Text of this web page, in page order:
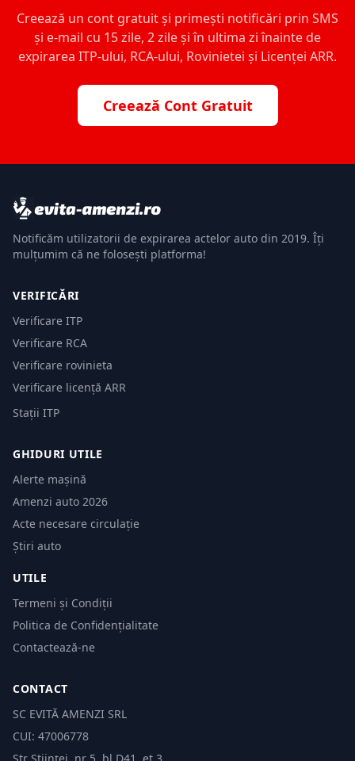
Creează un cont gratuit și primești notificări prin SMS
și e-mail cu 15 zile, 2 zile și în ultima zi înainte de
expirarea ITP-ului, RCA-ului, Rovinietei și Licenței ARR.
Creează Cont Gratuit
Notificăm utilizatorii de expirarea actelor auto din 2019. Îți
mulțumim că ne folosești platforma!
VERIFICĂRI
Verificare ITP
Verificare RCA
Verificare rovinieta
Verificare licență ARR
Stații ITP
GHIDURI UTILE
Alerte mașină
Amenzi auto 2026
Acte necesare circulație
Știri auto
UTILE
Termeni și Condiții
Politica de Confidențialitate
Contactează-ne
CONTACT
SC EVITĂ AMENZI SRL
CUI: 47006778